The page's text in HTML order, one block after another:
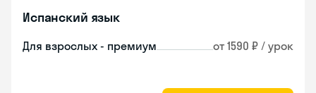
Испанский язык
Для взрослых - премиум от 1590 ₽ / урок